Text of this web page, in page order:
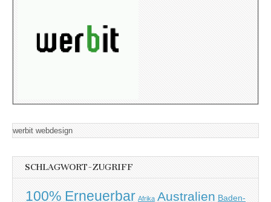
werbit webdesign
SCHLAGWORT-ZUGRIFF
100% Erneuerbar Afrika Australien Baden-